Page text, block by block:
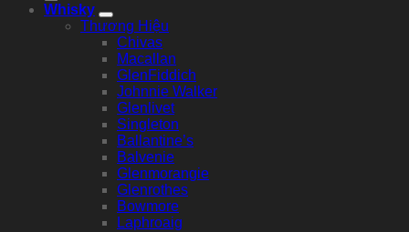
Whisky
Thương Hiệu
Chivas
Macallan
GlenFiddich
Johnnie Walker
Glenlivet
Singleton
Ballantine’s
Balvenie
Glenmorangie
Glenrothes
Bowmore
Laphroaig